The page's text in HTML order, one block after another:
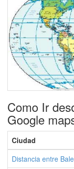
Como Ir
Google
Ciudad
Distancia entre